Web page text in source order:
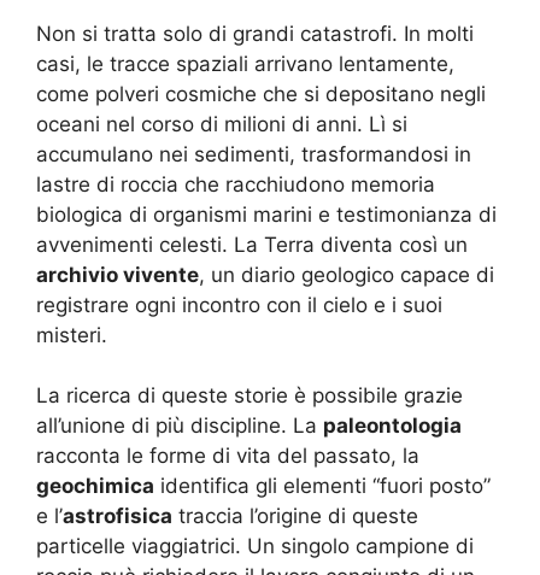
Non si tratta solo di grandi catastrofi. In molti
casi, le tracce spaziali arrivano lentamente,
come polveri cosmiche che si depositano negli
oceani nel corso di milioni di anni. Lì si
accumulano nei sedimenti, trasformandosi in
lastre di roccia che racchiudono memoria
biologica di organismi marini e testimonianza di
avvenimenti celesti. La Terra diventa così un
archivio vivente, un diario geologico capace di
registrare ogni incontro con il cielo e i suoi
misteri.
La ricerca di queste storie è possibile grazie
all’unione di più discipline. La paleontologia
racconta le forme di vita del passato, la
geochimica identifica gli elementi “fuori posto”
e l’astrofisica traccia l’origine di queste
particelle viaggiatrici. Un singolo campione di